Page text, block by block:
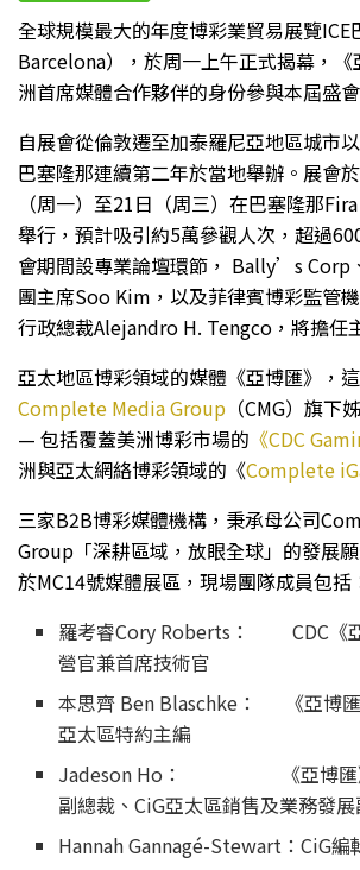
全球規模最大的年度博彩業貿易展覽ICE
Barcelona），於周一上午正式揭幕，
洲首席媒體合作夥伴的身份參與本屆盛會
自展會從倫敦遷至加泰羅尼亞地區城市
巴塞隆那連續第二年於當地舉辦。展會
（周一）至21日（周三）在巴塞隆那
舉行，預計吸引約5萬參觀人次，超過
會期間設專業論壇環節， Bally’s Corp
團主席Soo Kim，以及菲律賓博彩監管機
行政總裁Alejandro H. Tengco，將擔任
亞太地區博彩領域的媒體《亞博匯》，
Complete Media Group （CMG）旗下
— 包括覆蓋美洲博彩市場的 《CDC
洲與亞太網絡博彩領域的《Complete
三家B2B博彩媒體機構，秉承母公司
Group「深耕區域，放眼全球」的發展
於MC14號媒體展區，現場團隊成員包括
羅考睿Cory Roberts： CDC《
營官兼首席技術官
本思齊 Ben Blaschke： 《亞博
亞太區特約主編
Jadeson Ho： 《亞博匯》
副總裁、CiG亞太區銷售及業務發
Hannah Gannagé-Stewart：CiG編